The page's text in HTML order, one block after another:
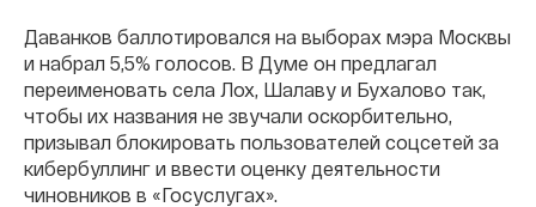
Даванков баллотировался на выборах мэра Москвы
и набрал 5,5% голосов. В Думе он предлагал
переименовать села Лох, Шалаву и Бухалово так,
чтобы их названия не звучали оскорбительно,
призывал блокировать пользователей соцсетей за
кибербуллинг и ввести оценку деятельности
чиновников в «Госуслугах».